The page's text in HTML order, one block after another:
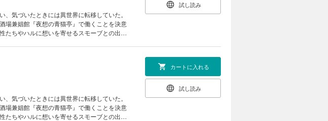
気づいたときには異世界に転移していた。
場兼娼館『夜想の青猫亭』で働くことを決意
たちやハルに想いを寄せるスモーブとの出会
試し読み
気づいたときには異世界に転移していた。
場兼娼館『夜想の青猫亭』で働くことを決意
たちやハルに想いを寄せるスモーブとの出会
カートに入れる
試し読み